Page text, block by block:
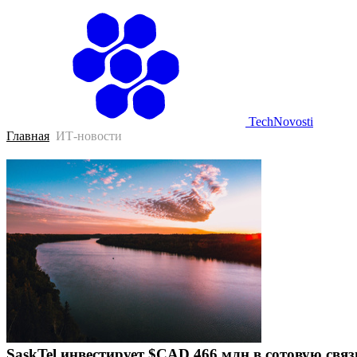
TechNovosti
Главная ИТ-новости